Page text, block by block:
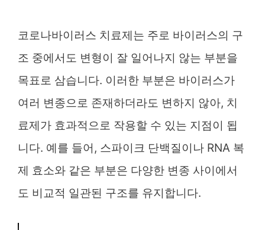
코로나바이러스 치료제는 주로 바이러스의 구
조 중에서도 변형이 잘 일어나지 않는 부분을
목표로 삼습니다. 이러한 부분은 바이러스가
여러 변종으로 존재하더라도 변하지 않아, 치
료제가 효과적으로 작용할 수 있는 지점이 됩
니다. 예를 들어, 스파이크 단백질이나 RNA 복
제 효소와 같은 부분은 다양한 변종 사이에서
도 비교적 일관된 구조를 유지합니다.